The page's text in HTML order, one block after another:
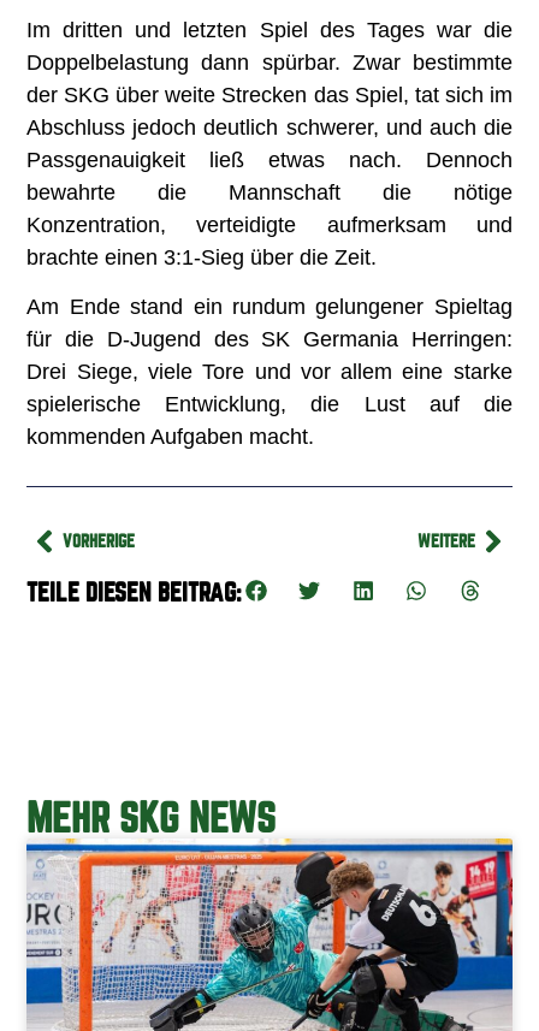
Im dritten und letzten Spiel des Tages war die
Doppelbelastung dann spürbar. Zwar bestimmte
der SKG über weite Strecken das Spiel, tat sich im
Abschluss jedoch deutlich schwerer, und auch die
Passgenauigkeit ließ etwas nach. Dennoch
bewahrte die Mannschaft die nötige
Konzentration, verteidigte aufmerksam und
brachte einen 3:1-Sieg über die Zeit.
Am Ende stand ein rundum gelungener Spieltag
für die D-Jugend des SK Germania Herringen:
Drei Siege, viele Tore und vor allem eine starke
spielerische Entwicklung, die Lust auf die
kommenden Aufgaben macht.
VORHERIGE WEITERE
TEILE DIESEN BEITRAG:
MEHR SKG NEWS